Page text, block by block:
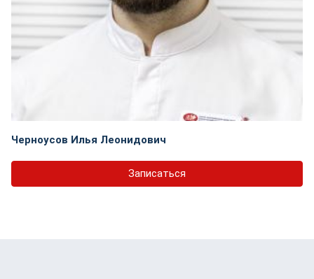
Черноусов Илья Леонидович
Записаться